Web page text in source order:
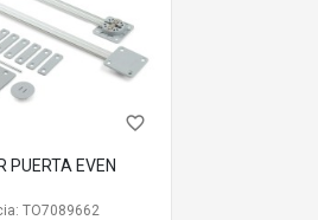
favorite_border
PUERTA EVEN
TO7089662